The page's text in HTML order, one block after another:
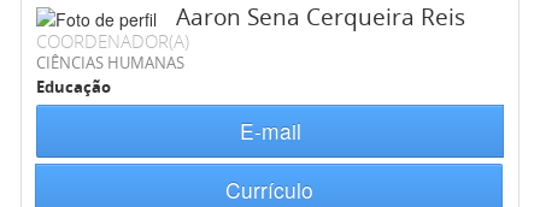
Aaron Sena Cerqueira Reis
COORDENADOR(A)
CIÊNCIAS HUMANAS
Educação
E-mail
Currículo